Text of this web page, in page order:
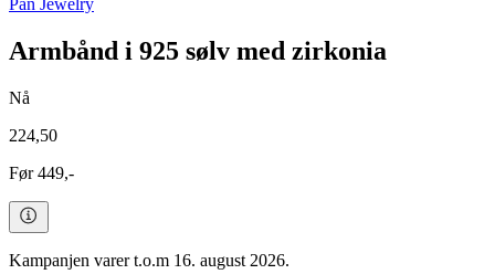
Armbånd i 925 sølv med zirkonia
Nå
224,50
Før 449,-
Kampanjen varer t.o.m 16. august 2026.